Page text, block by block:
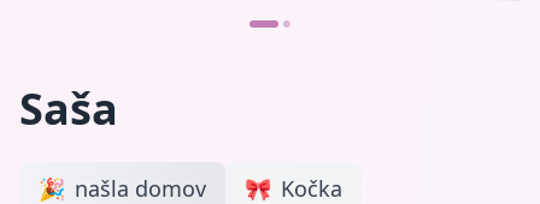
Saša
🎉 našla domov 🎀 Kočka